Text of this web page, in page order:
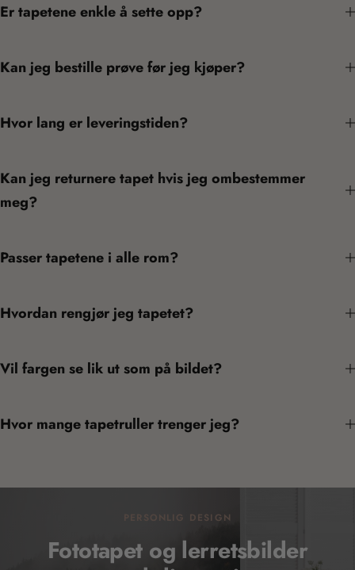
Er tapetene enkle å sette opp?
Kan jeg bestille prøve før jeg kjøper?
Hvor lang er leveringstiden?
Kan jeg returnere tapet hvis jeg ombestemmer
meg?
Passer tapetene i alle rom?
Hvordan rengjør jeg tapetet?
Vil fargen se lik ut som på bildet?
Hvor mange tapetruller trenger jeg?
PERSONLIG DESIGN
Fototapet og lerretsbilder